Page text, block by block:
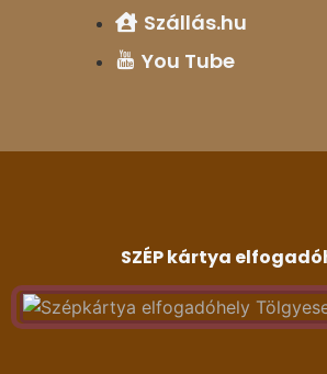
Szállás.hu
You Tube
SZÉP kártya